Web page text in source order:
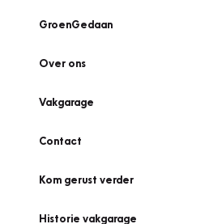
GroenGedaan
Over ons
Vakgarage
Contact
Kom gerust verder
Historie vakgarage